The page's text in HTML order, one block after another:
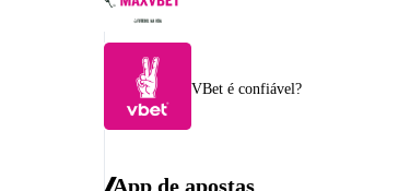
VBet é confiável?
App de apostas